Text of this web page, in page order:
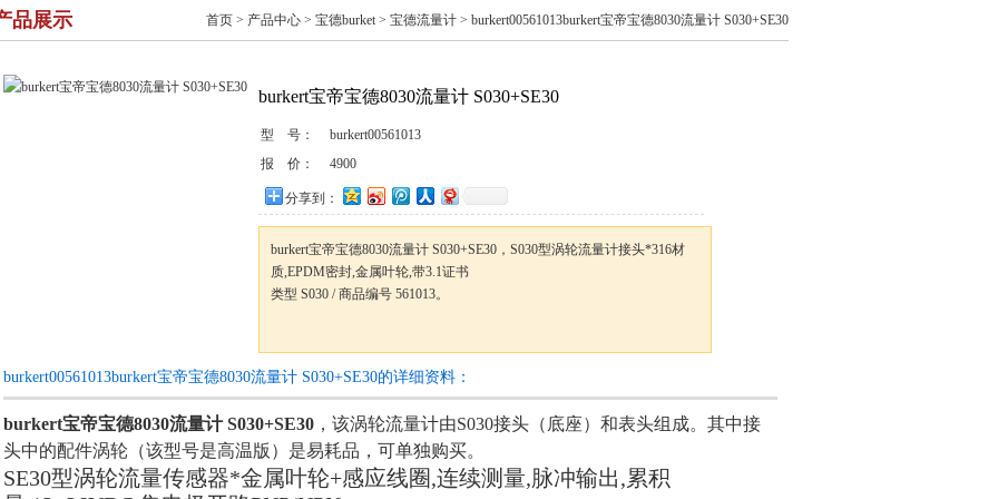
品展示 首页 > 产品中心 > 宝德burket > 宝德流量计 > burkert00561013burkert宝帝宝德8030流量计 S030+SE30
burkert宝帝宝德8030流量计 S030+SE30
型 号：
burkert00561013
报 价：
4900
分享到：
burkert宝帝宝德8030流量计 S030+SE30，S030型涡轮流量计接头*316材
质,EPDM密封,金属叶轮,带3.1证书
类型 S030 / 商品编号 561013。
burkert00561013burkert宝帝宝德8030流量计 S030+SE30的详细资料：
burkert宝帝宝德8030流量计 S030+SE30 ，该涡轮流量计由S030接头（底座）和表头组成。其中接
头中的配件涡轮（该型号是高温版）是易耗品，可单独购买。
SE30型涡轮流量传感器*金属叶轮+感应线圈,连续测量,脉冲输出,累积